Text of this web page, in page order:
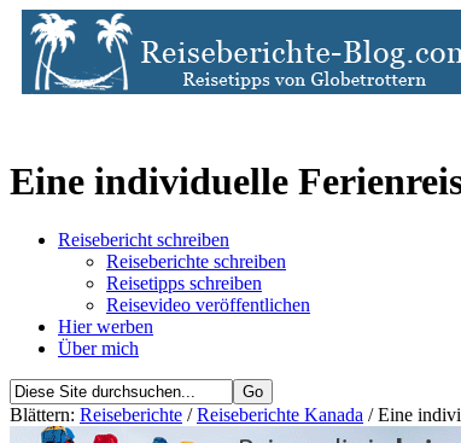
Eine individuelle
Reisebericht schreiben
Reiseberichte schreiben
Reisetipps schreiben
Reisevideo veröffentlichen
Hier werben
Über mich
Blättern: Reiseberichte /Reiseberichte Kanada / Eine